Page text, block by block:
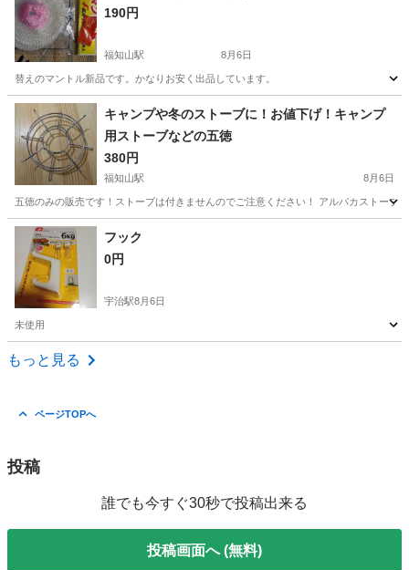
190円
福知山駅 8月6日
替えのマントル新品です。かなりお安く出品しています。
京都 福知山市 福知山駅 その他 マントル
キャンプや冬のストーブに！お値下げ！キャンプ
用ストーブなどの五徳
380円
福知山駅 8月6日
五徳のみの販売です！ストーブは付きませんのでご注意ください！ アルパカストー
京都 福知山市 福知山駅
フック
0円
宇治駅8月6日
未使用
京都 宇治市
もっと見る
ページTOPへ
投稿
誰でも今すぐ30秒で投稿出来る
投稿画面へ (無料)